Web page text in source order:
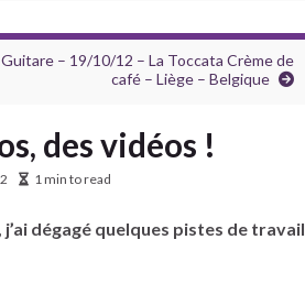
– 19/10/12 – La Toccata Crème de
café – Liège – Belgique
des vidéos !
1 min to read
j’ai dégagé quelques pistes de travail